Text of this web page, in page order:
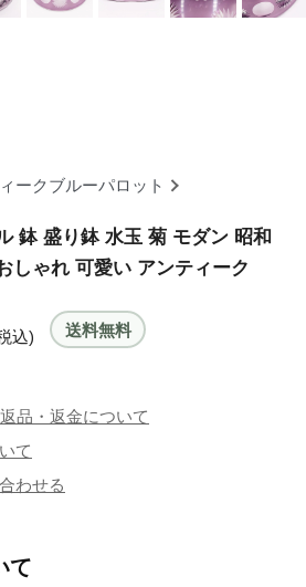
ークブルーパロット
鉢 盛り鉢 水玉 菊 モダン 昭和
しゃれ 可愛い アンティーク
込) 送料無料
返品・返金について
て
わせる
て